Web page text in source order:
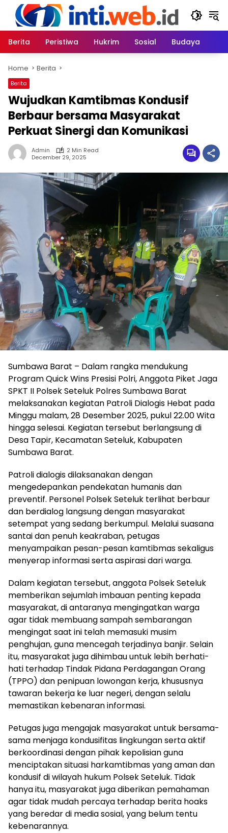
content
Berita
Peristiwa Hukrim Sosial Budaya
Home Berita
Berita
Wujudkan Kamtibmas Kondusif
Berbaur bersama Masyarakat
Perkuat Sinergi dan Komunikasi
Admin
2 Min Read
December 29, 2025
Sumbawa Barat – Dalam rangka mendukung
Program Quick Wins Presisi Polri, Anggota Piket Jaga
SPKT II Polsek Seteluk Polres Sumbawa Barat
melaksanakan kegiatan Patroli Dialogis Hebat pada
Minggu malam, 28 Desember 2025, pukul 22.00 Wita
hingga selesai. Kegiatan tersebut berlangsung di
Desa Tapir, Kecamatan Seteluk, Kabupaten
Sumbawa Barat.
Patroli dialogis dilaksanakan dengan
mengedepankan pendekatan humanis dan
preventif. Personel Polsek Seteluk terlihat berbaur
dan berdialog langsung dengan masyarakat
setempat yang sedang berkumpul. Melalui suasana
santai dan penuh keakraban, petugas
menyampaikan pesan-pesan kamtibmas sekaligus
menyerap informasi serta aspirasi dari warga.
Dalam kegiatan tersebut, anggota Polsek Seteluk
memberikan sejumlah imbauan penting kepada
masyarakat, di antaranya mengingatkan warga
agar tidak membuang sampah sembarangan
mengingat saat ini telah memasuki musim
penghujan, guna mencegah terjadinya banjir. Selain
itu, masyarakat juga dihimbau untuk lebih berhati-
hati terhadap Tindak Pidana Perdagangan Orang
(TPPO) dan penipuan lowongan kerja, khususnya
tawaran bekerja ke luar negeri, dengan selalu
memastikan kebenaran informasi.
Petugas juga mengajak masyarakat untuk bersama-
sama menjaga kondusifitas lingkungan serta aktif
berkoordinasi dengan pihak kepolisian guna
menciptakan situasi harkamtibmas yang aman dan
kondusif di wilayah hukum Polsek Seteluk. Tidak
hanya itu, masyarakat juga diberikan pemahaman
agar tidak mudah percaya terhadap berita hoaks
yang beredar di media sosial, yang belum tentu
kebenarannya.